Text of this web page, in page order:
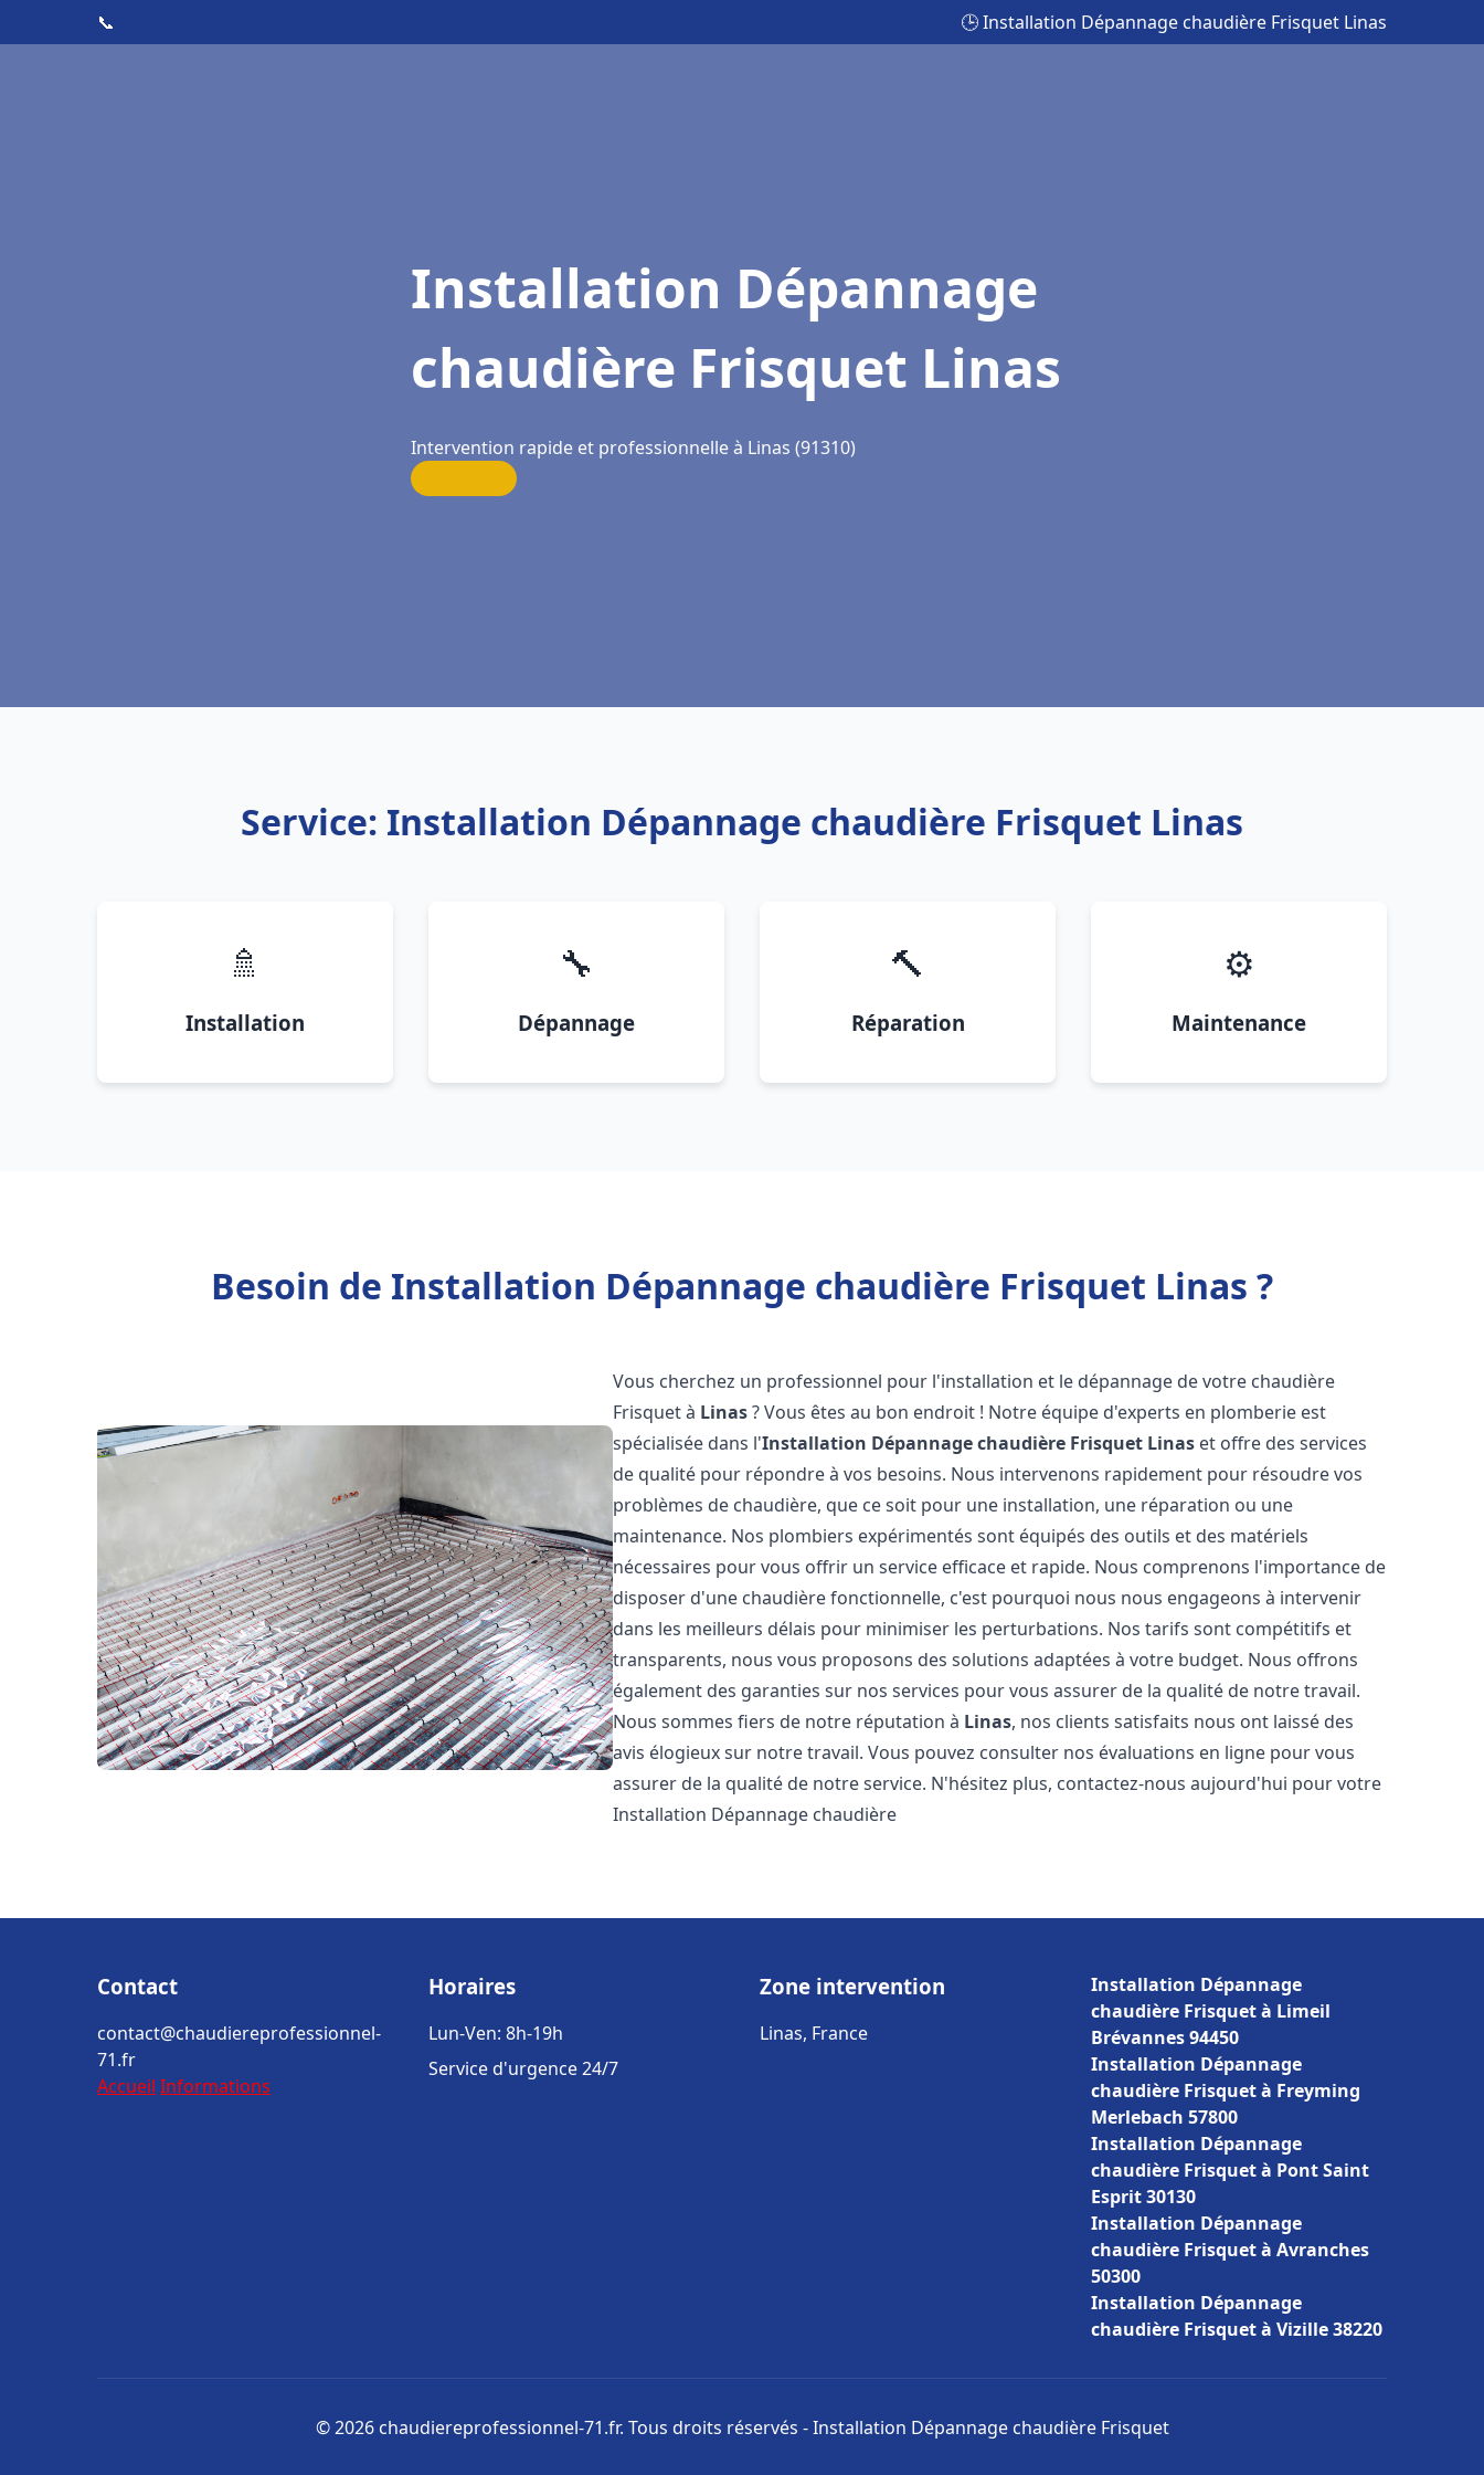
📞 🕒 Installation Dépannage chaudière Frisquet Linas
Installation Dépannage
chaudière Frisquet Linas
Intervention rapide et professionnelle à Linas (91310)
Service: Installation Dépannage chaudière Frisquet Linas
🚿
Installation
🔧
Dépannage
🔨
Réparation
⚙️
Maintenance
Besoin de Installation Dépannage chaudière Frisquet Linas ?
Vous cherchez un professionnel pour l'installation et le dépannage de votre chaudière
Frisquet à Linas? Vous êtes au bon endroit ! Notre équipe d'experts en plomberie est
spécialisée dans l'Installation Dépannage chaudière Frisquet Linas et offre des services
de qualité pour répondre à vos besoins. Nous intervenons rapidement pour résoudre vos
problèmes de chaudière, que ce soit pour une installation, une réparation ou une
maintenance. Nos plombiers expérimentés sont équipés des outils et des matériels
nécessaires pour vous offrir un service efficace et rapide. Nous comprenons l'importance de
disposer d'une chaudière fonctionnelle, c'est pourquoi nous nous engageons à intervenir
dans les meilleurs délais pour minimiser les perturbations. Nos tarifs sont compétitifs et
transparents, nous vous proposons des solutions adaptées à votre budget. Nous offrons
également des garanties sur nos services pour vous assurer de la qualité de notre travail.
Nous sommes fiers de notre réputation à Linas, nos clients satisfaits nous ont laissé des
avis élogieux sur notre travail. Vous pouvez consulter nos évaluations en ligne pour vous
assurer de la qualité de notre service. N'hésitez plus, contactez-nous aujourd'hui pour votre
Installation Dépannage chaudière
Contact
contact@chaudiereprofessionnel-
71.fr
Accueil Informations
Horaires
Lun-Ven: 8h-19h
Service d'urgence 24/7
Zone intervention
Linas, France
Installation Dépannage
chaudière Frisquet à Limeil
Brévannes 94450
Installation Dépannage
chaudière Frisquet à Freyming
Merlebach 57800
Installation Dépannage
chaudière Frisquet à Pont Saint
Esprit 30130
Installation Dépannage
chaudière Frisquet à Avranches
50300
Installation Dépannage
chaudière Frisquet à Vizille 38220
© 2026 chaudiereprofessionnel-71.fr. Tous droits réservés - Installation Dépannage chaudière Frisquet